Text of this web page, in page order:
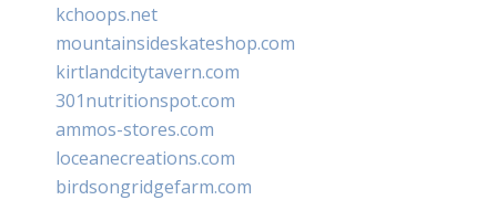
kchoops.net
mountainsideskateshop.com
kirtlandcitytavern.com
301nutritionspot.com
ammos-stores.com
loceanecreations.com
birdsongridgefarm.com